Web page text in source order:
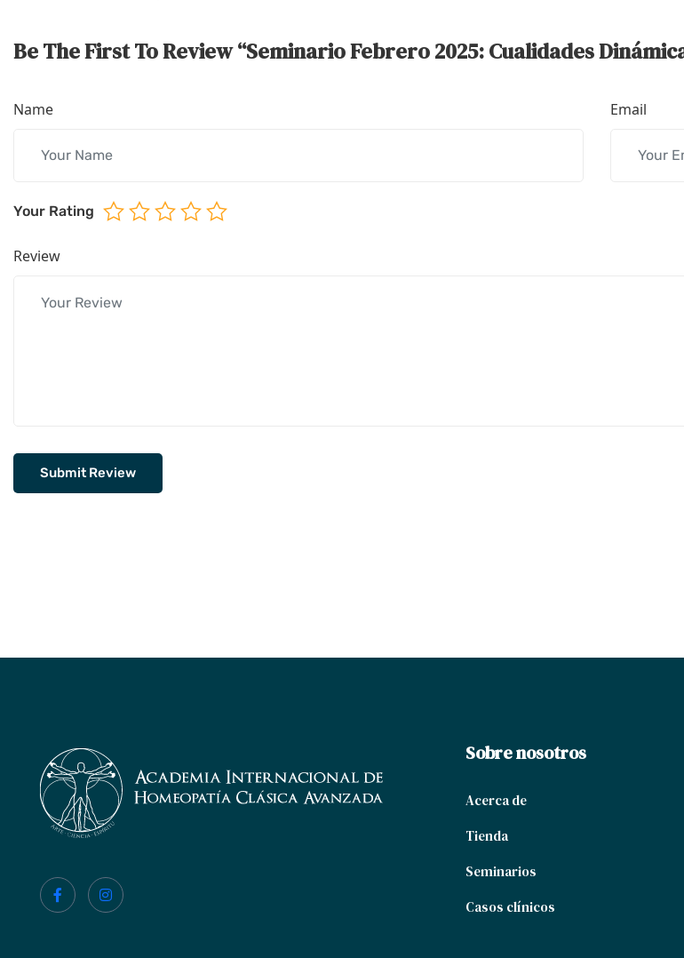
Be The First To Review “Seminario Febrero 2025: Cualidades
Name Email
Your Rating
Review
Submit Review
Sobre nosotros
Acerca de
Tienda
Seminarios
Casos clínicos